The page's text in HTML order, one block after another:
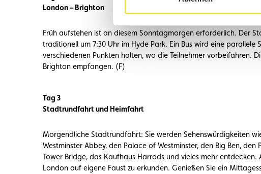
London – Brighton
Früh aufstehen ist an diesem Sonntagmorgen erforderlich. Der
traditionell um 7:30 Uhr im Hyde Park. Ein Bus wird eine
verschiedenen Punkten halten, wo die Teilnehmer vorbeifahren.
Brighton empfangen. (F)
Tag 3
Stadtrundfahrt und Heimfahrt
Morgendliche Stadtrundfahrt: Sie werden Sehenswürdigkeiten
Westminster Abbey, den Palace of Westminster, den Big Ben,
Tower Bridge, das Kaufhaus Harrods und vieles mehr
London auf eigene Faust zu erkunden. Genießen Sie ein